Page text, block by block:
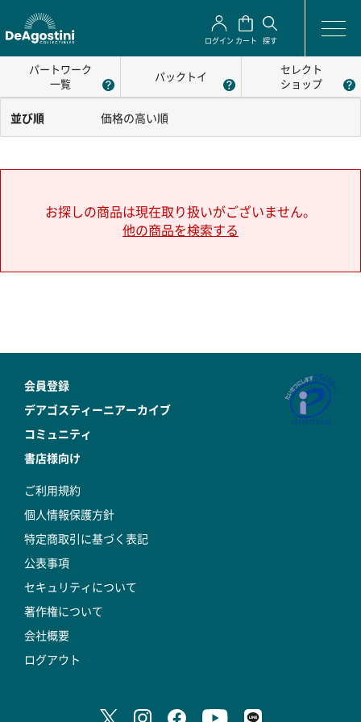
ログイン カート 探す
パートワーク
一覧
パックトイ
セレクト
ショップ
並び順 価格の高い順
お探しの商品は現在取り扱いがございません。
他の商品を検索する
会員登録
デアゴスティーニアーカイブ
コミュニティ
書店様向け
ご利用規約
個人情報保護方針
特定商取引に基づく表記
公表事項
セキュリティについて
著作権について
会社概要
ログアウト